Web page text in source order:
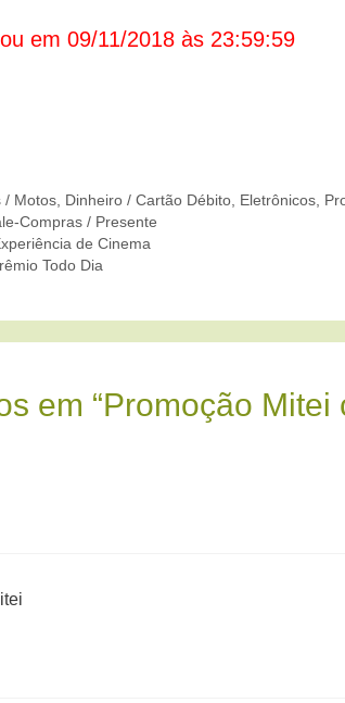
em 09/11/2018 às 23:59:59
/ Motos Dinheiro / Cartão Débito Eletrônicos
Compras / Presente
de Cinema
Todo Dia
em “Promoção Mitei